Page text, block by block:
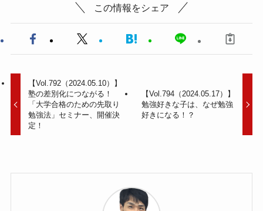
この情報をシェア
【Vol.792（2024.05.10）】
塾の差別化につながる！
「大学合格のための先取り
勉強法」セミナー、開催決
定！
【Vol.794（2024.05.17）】
勉強好きな子は、なぜ勉強
好きになる！？